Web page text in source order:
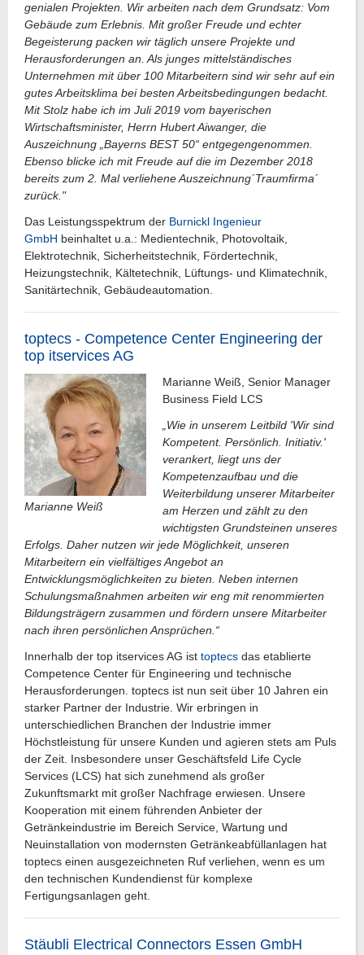
genialen Projekten. Wir arbeiten nach dem Grundsatz: Vom
Gebäude zum Erlebnis. Mit großer Freude und echter
Begeisterung packen wir täglich unsere Projekte und
Herausforderungen an. Als junges mittelständisches
Unternehmen mit über 100 Mitarbeitern sind wir sehr auf ein
gutes Arbeitsklima bei besten Arbeitsbedingungen bedacht.
Mit Stolz habe ich im Juli 2019 vom bayerischen
Wirtschaftsminister, Herrn Hubert Aiwanger, die
Auszeichnung „Bayerns BEST 50“ entgegengenommen.
Ebenso blicke ich mit Freude auf die im Dezember 2018
bereits zum 2. Mal verliehene Auszeichnung´Traumfirma´
zurück."
Das Leistungsspektrum der Burnickl Ingenieur
GmbH beinhaltet u.a.: Medientechnik, Photovoltaik,
Elektrotechnik, Sicherheitstechnik, Fördertechnik,
Heizungstechnik, Kältetechnik, Lüftungs- und Klimatechnik,
Sanitärtechnik, Gebäudeautomation.
toptecs - Competence Center Engineering der
top itservices AG
Marianne Weiß
Marianne Weiß, Senior Manager
Business Field LCS
„Wie in unserem Leitbild 'Wir sind
Kompetent. Persönlich. Initiativ.'
verankert, liegt uns der
Kompetenzaufbau und die
Weiterbildung unserer Mitarbeiter
am Herzen und zählt zu den
wichtigsten Grundsteinen unseres
Erfolgs. Daher nutzen wir jede Möglichkeit, unseren
Mitarbeitern ein vielfältiges Angebot an
Entwicklungsmöglichkeiten zu bieten. Neben internen
Schulungsmaßnahmen arbeiten wir eng mit renommierten
Bildungsträgern zusammen und fördern unsere Mitarbeiter
nach ihren persönlichen Ansprüchen.“
Innerhalb der top itservices AG ist toptecs das etablierte
Competence Center für Engineering und technische
Herausforderungen. toptecs ist nun seit über 10 Jahren ein
starker Partner der Industrie. Wir erbringen in
unterschiedlichen Branchen der Industrie immer
Höchstleistung für unsere Kunden und agieren stets am Puls
der Zeit. Insbesondere unser Geschäftsfeld Life Cycle
Services (LCS) hat sich zunehmend als großer
Zukunftsmarkt mit großer Nachfrage erwiesen. Unsere
Kooperation mit einem führenden Anbieter der
Getränkeindustrie im Bereich Service, Wartung und
Neuinstallation von modernsten Getränkeabfüllanlagen hat
toptecs einen ausgezeichneten Ruf verliehen, wenn es um
den technischen Kundendienst für komplexe
Fertigungsanlagen geht.
Stäubli Electrical Connectors Essen GmbH